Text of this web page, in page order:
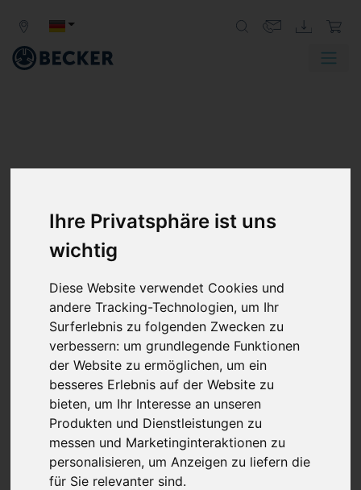
Ihre Privatsphäre ist uns
wichtig
Diese Website verwendet Cookies und
andere Tracking-Technologien, um Ihr
Surferlebnis zu folgenden Zwecken zu
verbessern: um grundlegende Funktionen
der Website zu ermöglichen, um ein
besseres Erlebnis auf der Website zu
bieten, um Ihr Interesse an unseren
Produkten und Dienstleistungen zu
messen und Marketinginteraktionen zu
personalisieren, um Anzeigen zu liefern die
für Sie relevanter sind.
VAKUUMPUMPE
TROCKENLAUFEND (ÖLFREI)
Dauerbetrieb ausgelegt. Dank selbstschmierender
Schieber arbeitet die Pumpe nahezu wartungsfrei und
erfordert keinen Ölwechsel. Das ölfreie Wirkprinzip
macht sie ideal für Anwendungen, die eine saubere
Umgebung erfordern und Verunreinigungen vermeiden
müssen. Zudem sorgen schallreduzierende Maßnahmen
für ein angenehmes Arbeitsumfeld.
Kontakt aufnehmen